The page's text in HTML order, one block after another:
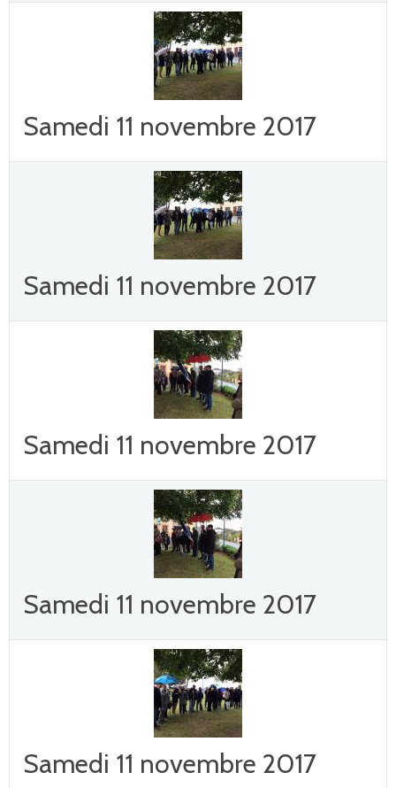
Samedi 11 novembre 2017
Samedi 11 novembre 2017
Samedi 11 novembre 2017
Samedi 11 novembre 2017
Samedi 11 novembre 2017